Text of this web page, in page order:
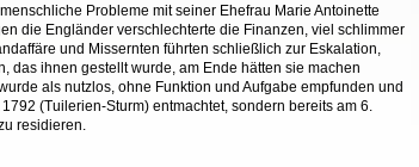
Probleme mit seiner Ehefrau Marie Antoinette
die Engländer verschlechterte die Finanzen, viel schlimmer
und Missernten führten schließlich zur Eskalation,
das ihnen gestellt wurde, am Ende hätten sie machen
als nutzlos, ohne Funktion und Aufgabe empfunden und
(Tuilerien-Sturm) entmachtet, sondern bereits am 6.
residieren.